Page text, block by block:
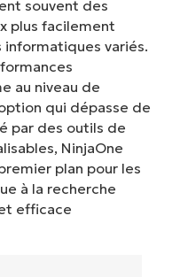
souvent des
plus facilement
variés.
au niveau de
qui dépasse de
par des outils de
NinjaOne
plan pour les
à la recherche
efficace